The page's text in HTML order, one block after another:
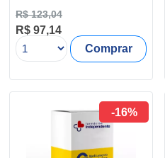
R$ 123,04
R$ 97,14
Comprar
-16%